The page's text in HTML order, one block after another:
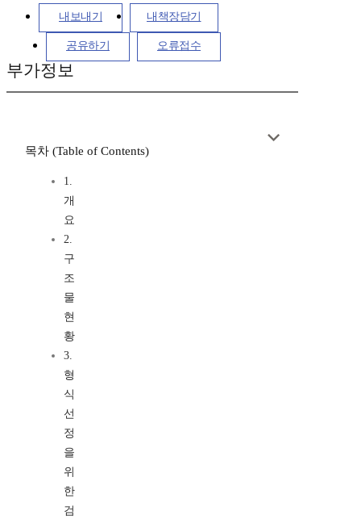
내보내기 내책장담기
공유하기 오류접수
부가정보
목차 (Table of Contents)
1.
개
요
2.
구
조
물
현
황
3.
형
식
선
정
을
위
한
검